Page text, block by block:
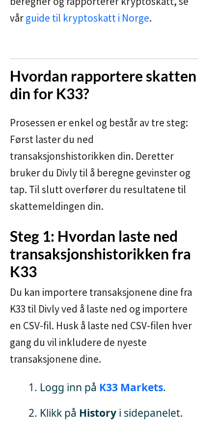
vårguide til kryptoskatt i Norge.
Hvordan rapportere skatten
din for K33?
Prosessen er enkel og består av tre steg:
Først laster du ned
transaksjonshistorikken din. Deretter
bruker du Divly til å beregne gevinster og
tap. Til slutt overfører du resultatene til
skattemeldingen din.
Steg 1: Hvordan laste ned
transaksjonshistorikken fra
K33
Du kan importere transaksjonene dine fra
K33 til Divly ved å laste ned og importere
en CSV-fil. Husk å laste ned CSV-filen hver
gang du vil inkludere de nyeste
transaksjonene dine.
Logg inn på K33 Markets.
Klikk på History i sidepanelet.